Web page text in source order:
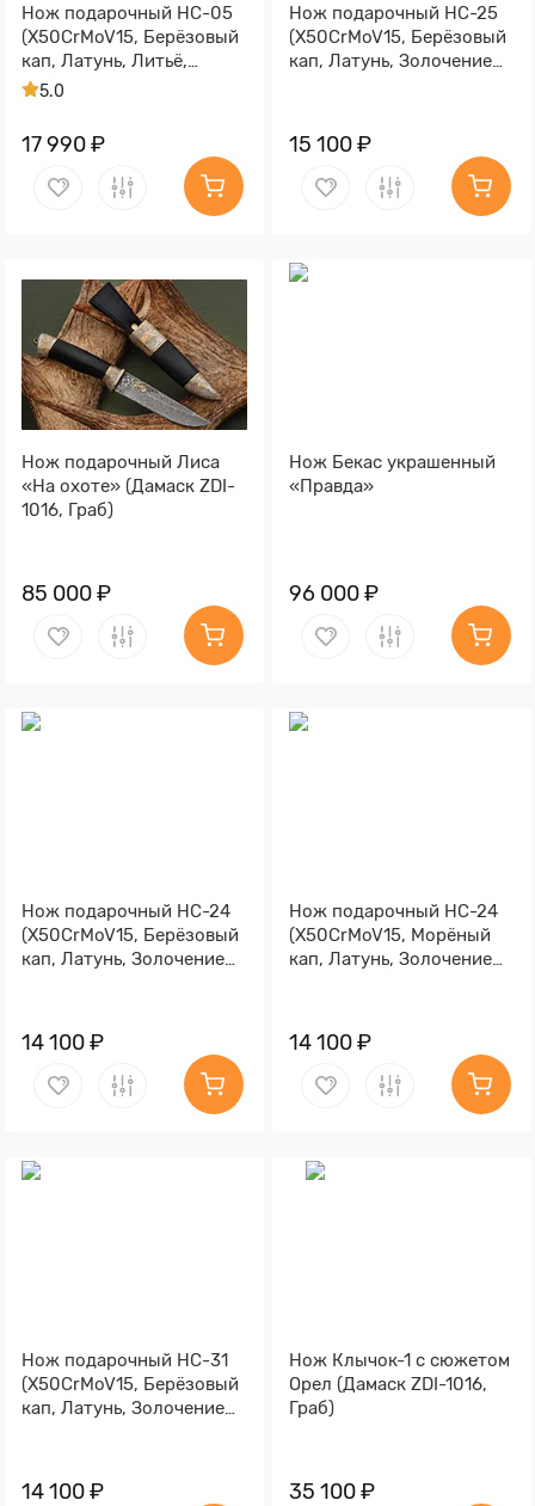
Нож подарочный НС-05
(X50CrMoV15, Берёзовый
кап, Латунь, Литьё,
Золочение клинка гарды
5.0
17 990 ₽
Нож подарочный НС-25
(X50CrMoV15, Берёзовый
кап, Латунь, Золочение
15 100 ₽
Нож подарочный Лиса
«На охоте» (Дамаск ZDI-
1016, Граб)
85 000 ₽
Нож Бекас украшенный
«Правда»
96 000 ₽
Нож подарочный НС-24
(X50CrMoV15, Берёзовый
кап, Латунь, Золочение
14 100 ₽
Нож подарочный НС-24
(X50CrMoV15, Морёный
кап, Латунь, Золочение
14 100 ₽
Нож подарочный НС-31
(X50CrMoV15, Берёзовый
кап, Латунь, Золочение
14 100 ₽
Нож Клычок-1 с сюжетом
Орел (Дамаск ZDI-1016,
Граб)
35 100 ₽